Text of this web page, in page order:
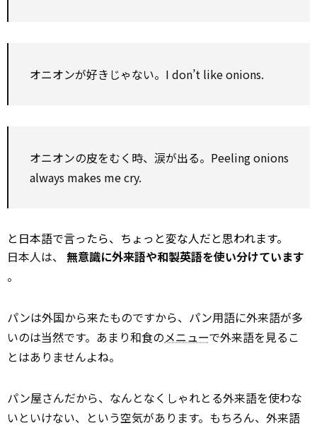
オニオンが好きじゃない。I don’t like onions.
オニオンの皮をむく時、涙が出る。Peeling onions
always makes me cry.
と日本語で言ったら、ちょっと変な人だと思われます。
日本人は、 無意識に外来語や和製英語を使い分けています
。
パンは外国から来たものですから、パン用語に外来語が多
いのは当然です。あまり和食のメニューで外来語を見るこ
とはありませんよね。
パン屋さんだから、なんとなくしゃれとる外来語を使わな
いといけない、という空気があります。もちろん、外来語